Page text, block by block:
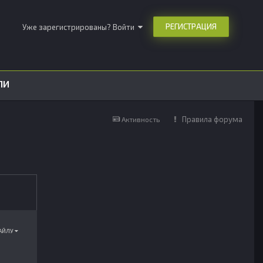
Уже зарегистрированы? Войти РЕГИСТРАЦИЯ
Активность Правила форума